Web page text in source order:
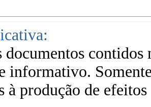
contidos
informativo.
à produção de